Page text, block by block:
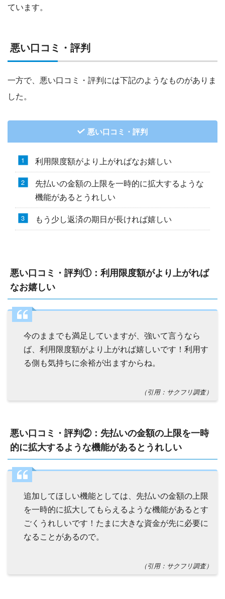
ています。
悪い口コミ・評判
一方で、悪い口コミ・評判には下記のようなものがありま
した。
悪い口コミ・評判
利用限度額がより上がればなお嬉しい
先払いの金額の上限を一時的に拡大するような
機能があるとうれしい
もう少し返済の期日が長ければ嬉しい
悪い口コミ・評判①：利用限度額がより上がれば
なお嬉しい
今のままでも満足していますが、強いて言うなら
ば、利用限度額がより上がれば嬉しいです！利用す
る側も気持ちに余裕が出ますからね。
（引用：サクフリ調査）
悪い口コミ・評判②：先払いの金額の上限を一時
的に拡大するような機能があるとうれしい
追加してほしい機能としては、先払いの金額の上限
を一時的に拡大してもらえるような機能があるとす
ごくうれしいです！たまに大きな資金が先に必要に
なることがあるので。
（引用：サクフリ調査）